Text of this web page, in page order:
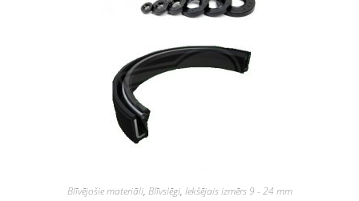
Blīvējošie materiāli, Blīvslēgi, Iekšējais izmērs 9 - 24 mm